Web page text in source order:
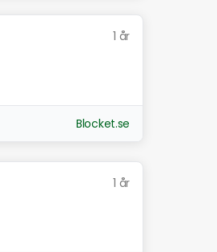
1 år
Blocket.se
1 år